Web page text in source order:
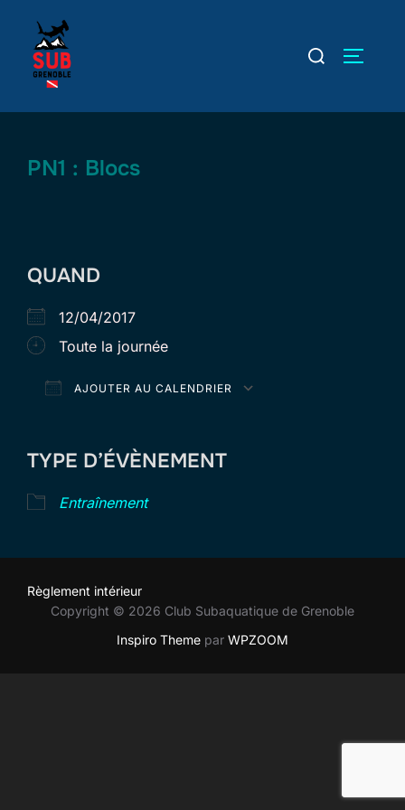
contenu
Rechercher :
PN1 : Blocs
QUAND
12/04/2017
Toute la journée
AJOUTER AU CALENDRIER
TYPE D’ÉVÈNEMENT
Entraînement
Règlement intérieur
Copyright © 2026 Club Subaquatique de Grenoble
Inspiro Theme par WPZOOM